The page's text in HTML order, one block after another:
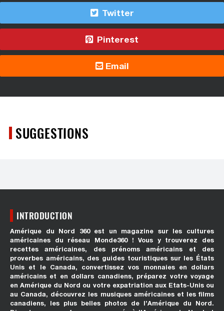
Twitter
Pinterest
Email
SUGGESTIONS
INTRODUCTION
Amérique du Nord 360 est un magazine sur les cultures
américaines du réseau Monde360 ! Vous y trouverez des
recettes américaines, des prénoms américains et des
proverbes américains, des guides touristiques sur les États
Unis et le Canada, convertissez vos monnaies en dollars
américains et en dollars canadiens, préparez votre voyage
en Amérique du Nord ou votre expatriation aux Etats-Unis ou
au Canada, découvrez les musiques américaines et les films
canadiens, les plus belles photos de l’Amérique du Nord.